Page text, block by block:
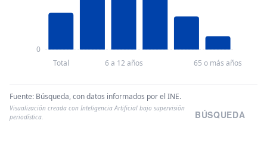
Total 6 a 12 años 65 o más años
0
Fuente: Búsqueda, con datos informados por el INE.
Visualización creada con Inteligencia Artificial bajo supervisión
periodística.
BÚSQUEDA